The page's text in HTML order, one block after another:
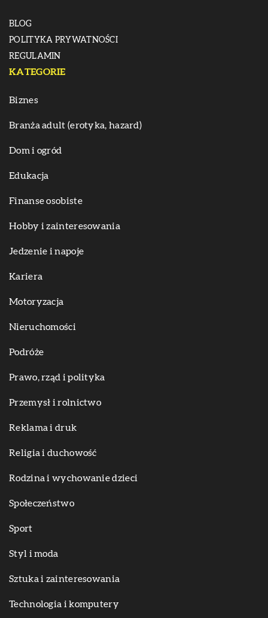
BLOG
POLITYKA PRYWATNOŚCI
REGULAMIN
KATEGORIE
Biznes
Branża adult (erotyka, hazard)
Dom i ogród
Edukacja
Finanse osobiste
Hobby i zainteresowania
Jedzenie i napoje
Kariera
Motoryzacja
Nieruchomości
Podróże
Prawo, rząd i polityka
Przemysł i rolnictwo
Reklama i druk
Religia i duchowość
Rodzina i wychowanie dzieci
Społeczeństwo
Sport
Styl i moda
Sztuka i zainteresowania
Technologia i komputery